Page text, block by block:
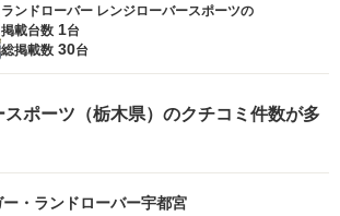
ランドローバー レンジローバースポーツの
掲載台数 1台
総掲載数 30台
スポーツ（栃木県）のクチコミ件数が多
ー・ランドローバー宇都宮